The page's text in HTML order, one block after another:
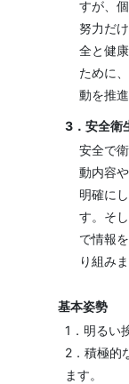
すが、
努力だ
全と健
ために
動を推進
3．安全衛
安全で
動内容
明確に
す。そ
で情報
り組みま
基本姿勢
1．明るい
2．積極的
ます。